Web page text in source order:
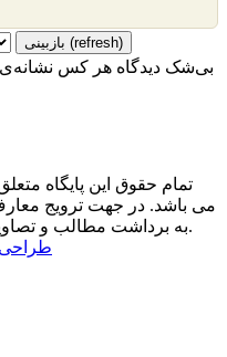
بی‌شک دیدگاه هر کس نشانه‌ی
تمام حقوق این پایگاه
می باشد. در جهت ترویج
به برداشت مطالب و تصاویر [به جز مصارف تجاری] وجود ندارد.